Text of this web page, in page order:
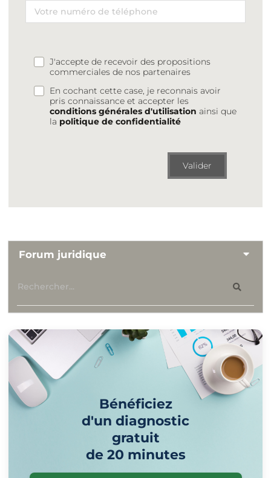
J'accepte de recevoir des propositions
commerciales de nos partenaires
En cochant cette case, je reconnais avoir
pris connaissance et accepter les
conditions générales d'utilisation ainsi que
la politique de confidentialité
Valider
Forum juridique
Bénéficiez
d'un diagnostic
gratuit
de 20 minutes